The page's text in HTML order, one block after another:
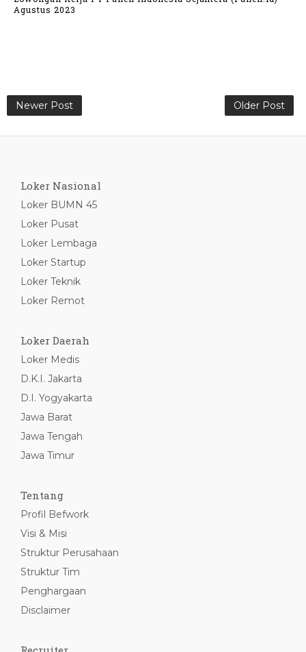
Agustus 2023
Newer Post Older Post
Loker Nasional
Loker BUMN 45
Loker Pusat
Loker Lembaga
Loker Startup
Loker Teknik
Loker Remot
Loker Daerah
Loker Medis
D.K.I. Jakarta
D.I. Yogyakarta
Jawa Barat
Jawa Tengah
Jawa Timur
Tentang
Profil Befwork
Visi & Misi
Struktur Perusahaan
Struktur Tim
Penghargaan
Disclaimer